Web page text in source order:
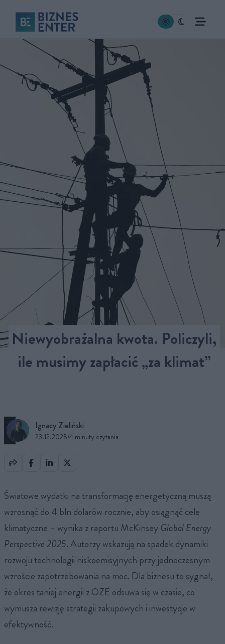
Niewyobrażalna kwota. Policzyli,
ile musimy zapłacić „za klimat”
Ignacy Zieliński
23.12.2025/4 minuty czytania
Światowe wydatki na transformację energetyczną muszą
wzrosnąć do 4 bln dolarów rocznie, aby osiągnąć cele
klimatyczne – wynika z raportu McKinseyGlobal Energy
Perspective 2025. Autorzy wskazują na spadek dynamiki
rozwoju technologii niskoemisyjnych przy jednoczesnym
wzroście zapotrzebowania na moc. Dla biznesu to sygnał,
że okres taniej energii z OZE odsuwa się w czasie, co
wymusza rewizję strategii zakupowych i inwestycje w
efektywność.